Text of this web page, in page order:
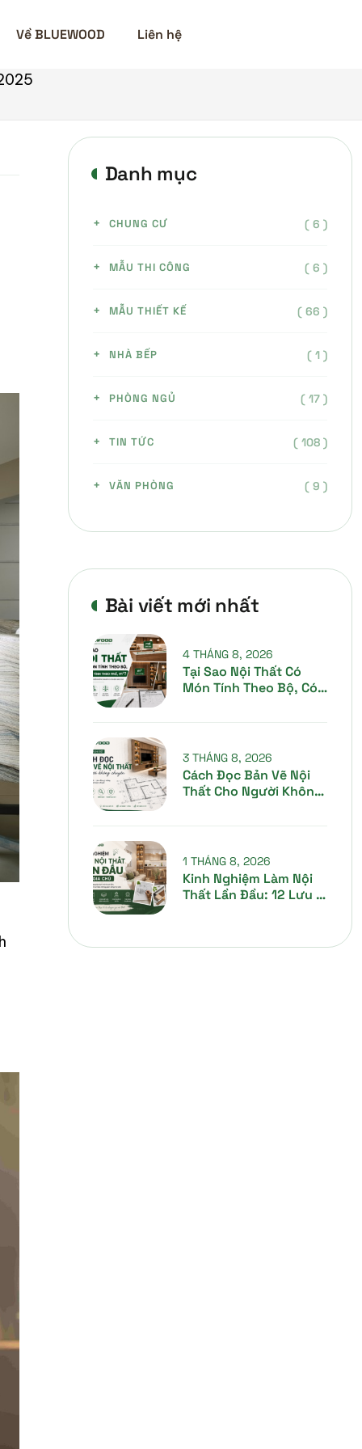
Về BLUEWOOD Liên hệ
Danh mục
CHUNG CƯ ( 6 )
MẪU THI CÔNG ( 6 )
MẪU THIẾT KẾ ( 66 )
NHÀ BẾP ( 1 )
PHÒNG NGỦ ( 17 )
TIN TỨC ( 108 )
VĂN PHÒNG ( 9 )
Bài viết mới nhất
Tại Sao Nội Thất Có
Món Tính Theo Bộ, Có
Không Nhầm Khi Nhận
Báo Giá
4 THÁNG 8, 2026
Cách Đọc Bản Vẽ Nội
Thất Cho Người Không
3 THÁNG 8, 2026
Kinh Nghiệm Làm Nội
Thất Lần Đầu: 12 Lưu Ý
Lầm
1 THÁNG 8, 2026